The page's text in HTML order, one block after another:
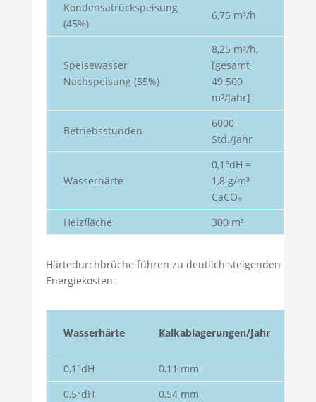
Kondensatrückspeisung
(45%)
6,75 m³/h
Speisewasser
Nachspeisung (55%)
8,25 m³/h,
[gesamt
49.500
m³/Jahr]
Betriebsstunden
6000
Std./Jahr
Wasserhärte
0,1°dH =
1,8 g/m³
CaCO₃
Heizfläche
300 m³
Härtedurchbrüche führen zu deutlich steigenden
Energiekosten:
Wasserhärte Kalkablagerungen/Jahr
0,1°dH 0,11 mm
0,5°dH
0,54 mm